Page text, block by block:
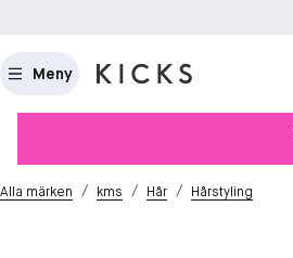
Meny
Alla märken / kms / Hår / Hårstyling